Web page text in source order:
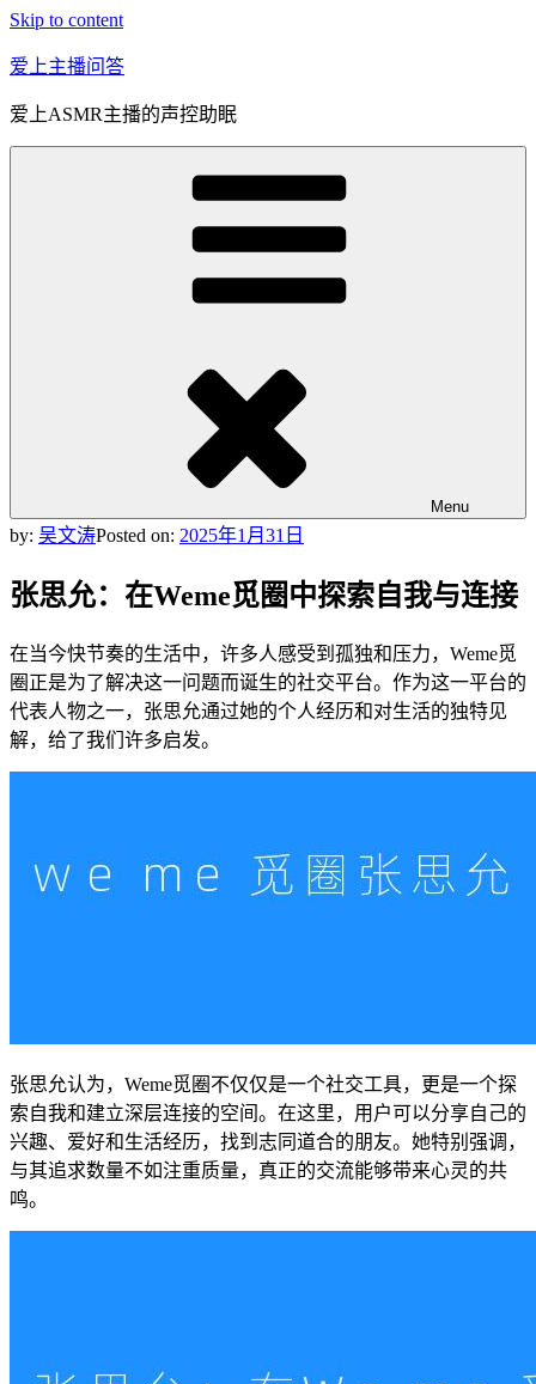
Skip to content
爱上主播问答
爱上ASMR主播的声控助眠
Menu
by: 吴文涛Posted on: 2025年1月31日
张思允：在Weme觅圈中探索自我与连接
在当今快节奏的生活中，许多人感受到孤独和压力，Weme觅
圈正是为了解决这一问题而诞生的社交平台。作为这一平台的
代表人物之一，张思允通过她的个人经历和对生活的独特见
解，给了我们许多启发。
张思允认为，Weme觅圈不仅仅是一个社交工具，更是一个探
索自我和建立深层连接的空间。在这里，用户可以分享自己的
兴趣、爱好和生活经历，找到志同道合的朋友。她特别强调，
与其追求数量不如注重质量，真正的交流能够带来心灵的共
鸣。